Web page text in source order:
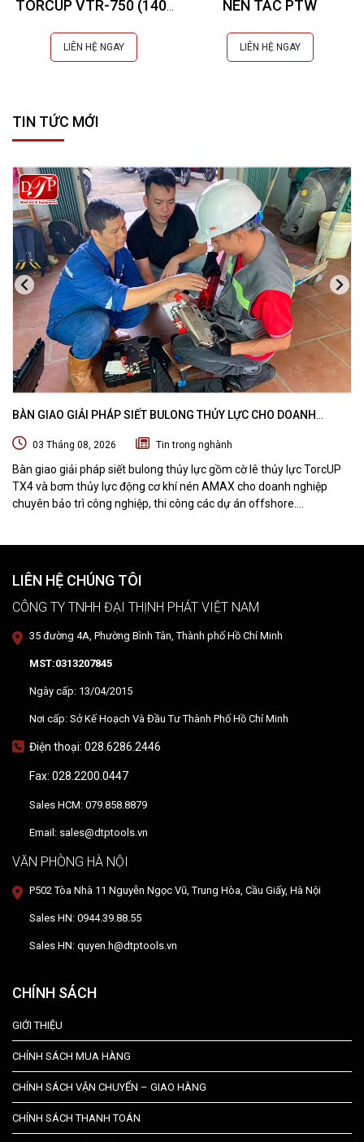
TORCUP VTR-750 (140-
LIÊN HỆ NGAY
NÉN TAC PTW
LIÊN HỆ NGAY
TIN TỨC MỚI
BÀN GIAO GIẢI PHÁP SIẾT BULONG THỦY LỰC CHO DOANH
NGHIỆP CHUYÊN BẢO TRÌ VÀ THI CÔNG CÁC DỰ ÁN OFFSHORE
03 Tháng 08, 2026 Tin trong nghành
Bàn giao giải pháp siết bulong thủy lực gồm cờ lê thủy lực TorcUP
TX4 và bơm thủy lực động cơ khí nén AMAX cho doanh nghiệp
chuyên bảo trì công nghiệp, thi công các dự án offshore.
LIÊN HỆ CHÚNG TÔI
CÔNG TY TNHH ĐẠI THỊNH PHÁT VIỆT NAM
35 đường 4A, Phường Bình Tân, Thành phố Hồ Chí Minh
MST:0313207845
Ngày cấp: 13/04/2015
Nơi cấp: Sở Kế Hoạch Và Đầu Tư Thành Phố Hồ Chí Minh
Điện thoại: 028.6286.2446
Fax: 028.2200.0447
Sales HCM: 079.858.8879
Email: sales@dtptools.vn
VĂN PHÒNG HÀ NỘI
P502 Tòa Nhà 11 Nguyễn Ngọc Vũ, Trung Hòa, Cầu Giấy, Hà Nội
Sales HN: 0944.39.88.55
Sales HN: quyen.h@dtptools.vn
CHÍNH SÁCH
GIỚI THIỆU
CHÍNH SÁCH MUA HÀNG
CHÍNH SÁCH VẬN CHUYỂN – GIAO HÀNG
CHÍNH SÁCH THANH TOÁN